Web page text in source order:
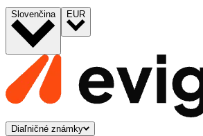
Slovenčina EUR
Diaľničné známky